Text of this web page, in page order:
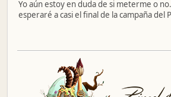
Yo aún estoy en duda de si meterme o
esperaré a casi el final de la campaña del